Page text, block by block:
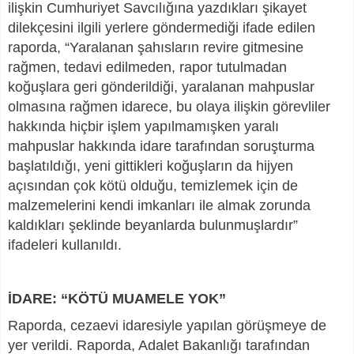
ilişkin Cumhuriyet Savcılığına yazdıkları şikayet
dilekçesini ilgili yerlere göndermediği ifade edilen
raporda, “Yaralanan şahısların revire gitmesine
rağmen, tedavi edilmeden, rapor tutulmadan
koğuşlara geri gönderildiği, yaralanan mahpuslar
olmasına rağmen idarece, bu olaya ilişkin görevliler
hakkında hiçbir işlem yapılmamışken yaralı
mahpuslar hakkında idare tarafından soruşturma
başlatıldığı, yeni gittikleri koğuşların da hijyen
açısından çok kötü olduğu, temizlemek için de
malzemelerini kendi imkanları ile almak zorunda
kaldıkları şeklinde beyanlarda bulunmuşlardır”
ifadeleri kullanıldı.
İDARE: “KÖTÜ MUAMELE YOK”
Raporda, cezaevi idaresiyle yapılan görüşmeye de
yer verildi. Raporda, Adalet Bakanlığı tarafından